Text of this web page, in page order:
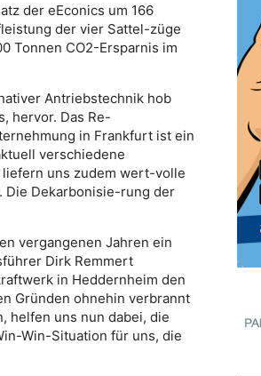
der eEconics um 166
der vier Sattel-züge
Tonnen CO2-Ersparnis im
Antriebstechnik hob
hervor. Das Re-
in Frankfurt ist ein
verschiedene
uns zudem wert-volle
Die Dekarbonisie-rung der
vergangenen Jahren ein
Dirk Remmert
in Heddernheim den
Gründen ohnehin verbrannt
helfen uns nun dabei, die
Win-Situation für uns, die